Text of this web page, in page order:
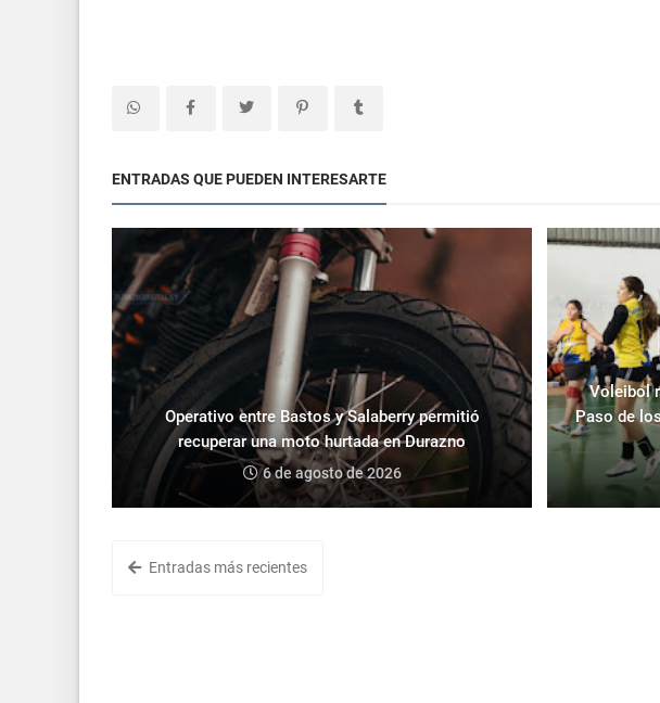
ENTRADAS QUE PUEDEN INTERESARTE
Operativo entre Bastos y Salaberry permitió
recuperar una moto hurtada en Durazno
6 de agosto de 2026
Voleibol
Paso de
Entradas más recientes